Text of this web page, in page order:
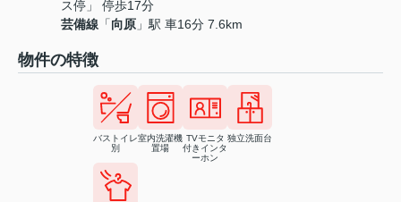
ス停」 停歩17分
芸備線 「向原 」駅 車16分 7.6km
物件の特徴
バストイレ
別
室内洗濯機
置場
TVモニタ
付きインタ
ーホン
独立洗面台